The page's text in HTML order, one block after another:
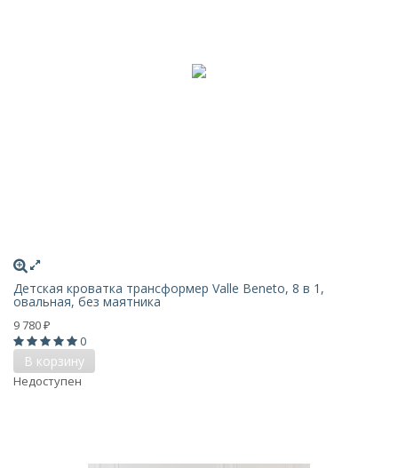
Детская кроватка трансформер Valle Beneto, 8 в 1,
овальная, без маятника
9 780 ₽
0
В корзину
Недоступен